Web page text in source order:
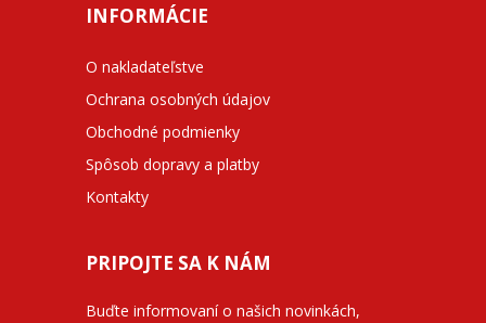
INFORMÁCIE
O nakladateľstve
Ochrana osobných údajov
Obchodné podmienky
Spôsob dopravy a platby
Kontakty
PRIPOJTE SA K NÁM
Buďte informovaní o našich novinkách,